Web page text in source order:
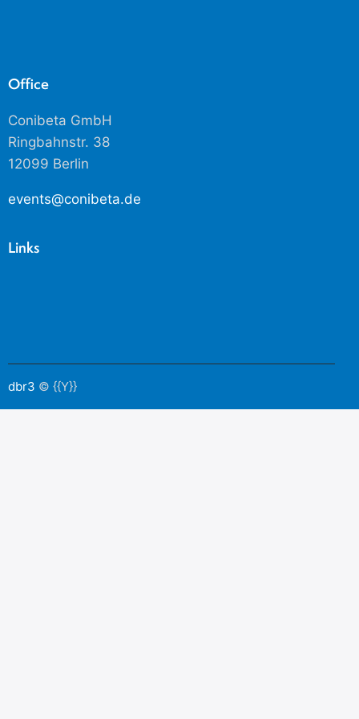
Office
Conibeta GmbH
Ringbahnstr. 38
12099 Berlin
events@conibeta.de
Links
dbr3 © {{Y}}